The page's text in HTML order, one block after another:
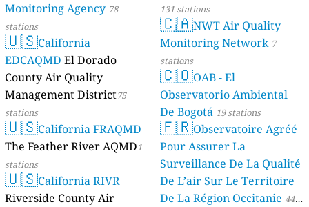
Monitoring Agency 78
stations
🇺🇸California
EDCAQMD El Dorado
County Air Quality
Management District75
stations
🇺🇸California FRAQMD
The Feather River AQMD1
stations
🇺🇸California RIVR
Riverside County Air
131 stations
🇨🇦NWT Air Quality
Monitoring Network 7
stations
🇨🇴OAB - El
Observatorio Ambiental
De Bogotá 19 stations
🇫🇷Observatoire Agréé
Pour Assurer La
Surveillance De La Qualité
De L’air Sur Le Territoire
De La Région Occitanie 44